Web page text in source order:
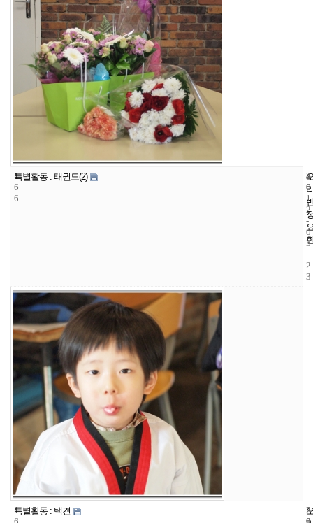
1
6
6
특별활동 : 태권도(2)
4
6
2
0
1
2
-
0
3
-
2
3
1
특별활동 : 택견
2
2